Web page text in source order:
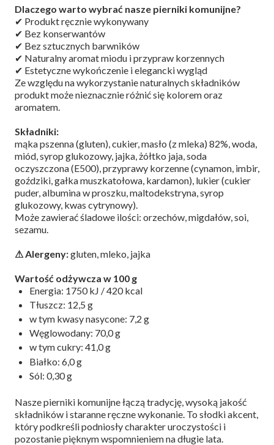
Dlaczego warto wybrać nasze pierniki komunijne?
✔ Produkt ręcznie wykonywany
✔ Bez konserwantów
✔ Bez sztucznych barwników
✔ Naturalny aromat miodu i przypraw korzennych
✔ Estetyczne wykończenie i elegancki wygląd
Ze względu na wykorzystanie naturalnych składników
produkt może nieznacznie różnić się kolorem oraz
aromatem.
Składniki:
mąka pszenna (gluten), cukier, masło (z mleka) 82%, woda,
miód, syrop glukozowy, jajka, żółtko jaja, soda
oczyszczona (E500), przyprawy korzenne (cynamon, imbir,
goździki, gałka muszkatołowa, kardamon), lukier (cukier
puder, albumina w proszku, maltodekstryna, syrop
glukozowy, kwas cytrynowy).
Może zawierać śladowe ilości: orzechów, migdałów, soi,
sezamu.
⚠ Alergeny:gluten, mleko, jajka
Wartość odżywcza w 100 g
Energia: 1750 kJ / 420 kcal
Tłuszcz: 12,5 g
w tym kwasy nasycone: 7,2 g
Węglowodany: 70,0 g
w tym cukry: 41,0 g
Białko: 6,0 g
Sól: 0,30 g
Nasze pierniki komunijne łączą tradycję, wysoką jakość
składników i staranne ręczne wykonanie. To słodki akcent,
który podkreśli podniosły charakter uroczystości i
pozostanie pięknym wspomnieniem na długie lata.